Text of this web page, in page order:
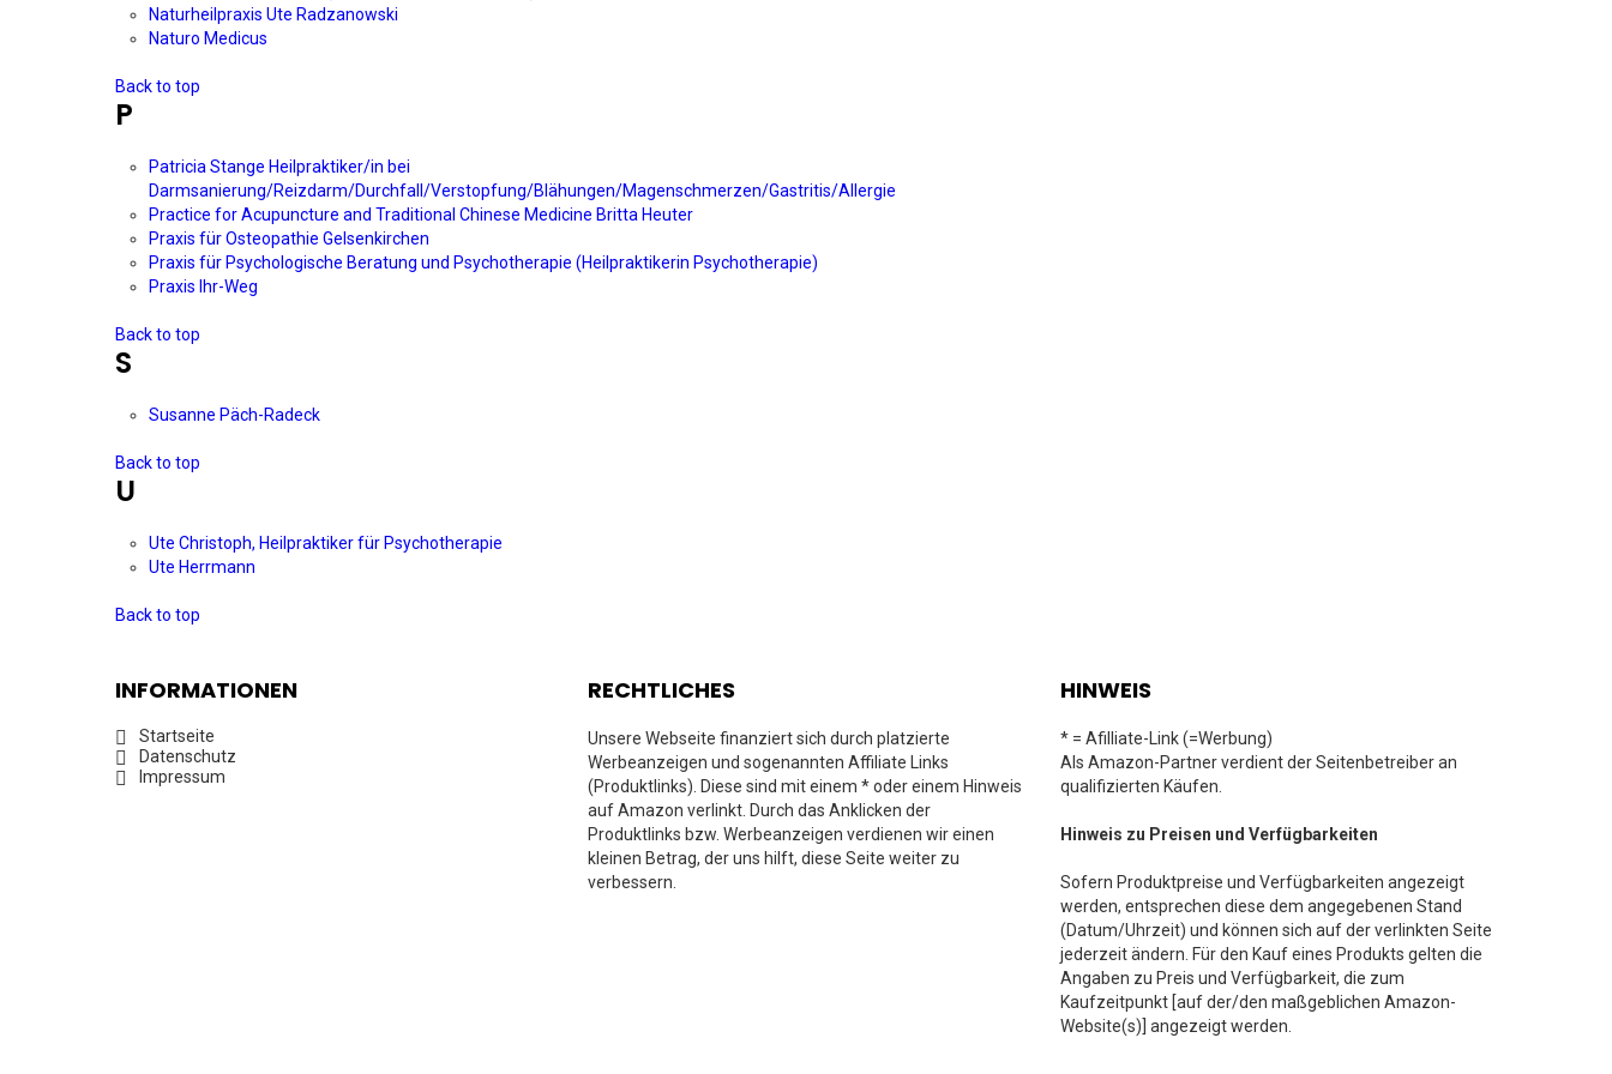
Naturheilpraxis Ute Radzanowski
Naturo Medicus
Back to top
P
Patricia Stange Heilpraktiker/in bei
Darmsanierung/Reizdarm/Durchfall/Verstopfung/Blähungen/Magenschmerzen/Gastritis/Allergie
Practice for Acupuncture and Traditional Chinese Medicine Britta Heuter
Praxis für Osteopathie Gelsenkirchen
Praxis für Psychologische Beratung und Psychotherapie (Heilpraktikerin Psychotherapie)
Praxis Ihr-Weg
Back to top
S
Susanne Päch-Radeck
Back to top
U
Ute Christoph, Heilpraktiker für Psychotherapie
Ute Herrmann
Back to top
INFORMATIONEN
Startseite
Datenschutz
Impressum
RECHTLICHES
Unsere Webseite finanziert sich durch platzierte
Werbeanzeigen und sogenannten Affiliate Links
(Produktlinks). Diese sind mit einem * oder einem Hinweis
auf Amazon verlinkt. Durch das Anklicken der
Produktlinks bzw. Werbeanzeigen verdienen wir einen
kleinen Betrag, der uns hilft, diese Seite weiter zu
verbessern.
HINWEIS
* = Afilliate-Link (=Werbung)
Als Amazon-Partner verdient der Seitenbetreiber an
qualifizierten Käufen.
Hinweis zu Preisen und Verfügbarkeiten
Sofern Produktpreise und Verfügbarkeiten angezeigt
werden, entsprechen diese dem angegebenen Stand
(Datum/Uhrzeit) und können sich auf der verlinkten Seite
jederzeit ändern. Für den Kauf eines Produkts gelten die
Angaben zu Preis und Verfügbarkeit, die zum
Kaufzeitpunkt [auf der/den maßgeblichen Amazon-
Website(s)] angezeigt werden.